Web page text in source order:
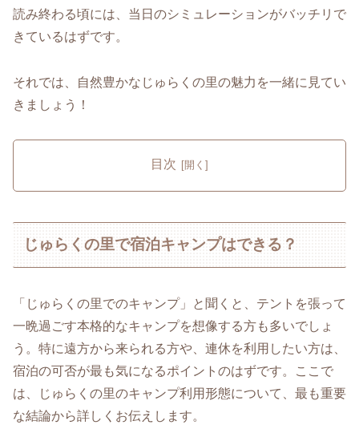
読み終わる頃には、当日のシミュレーションがバッチリで
きているはずです。
それでは、自然豊かなじゅらくの里の魅力を一緒に見てい
きましょう！
目次
じゅらくの里で宿泊キャンプはできる？
「じゅらくの里でのキャンプ」と聞くと、テントを張って
一晩過ごす本格的なキャンプを想像する方も多いでしょ
う。特に遠方から来られる方や、連休を利用したい方は、
宿泊の可否が最も気になるポイントのはずです。ここで
は、じゅらくの里のキャンプ利用形態について、最も重要
な結論から詳しくお伝えします。